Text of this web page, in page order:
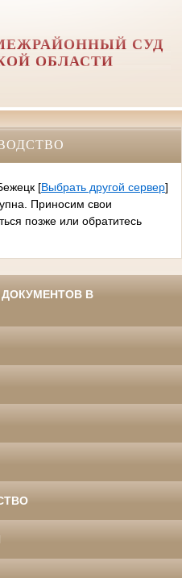
СУД
ОБЛАСТИ
[Выбрать другой сервер]
Приносим свои
позже или обратитесь
В